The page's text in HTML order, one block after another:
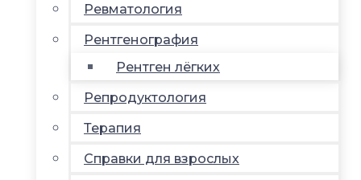
Ревматология
Рентгенография
Рентген лёгких
Репродуктология
Терапия
Справки для взрослых